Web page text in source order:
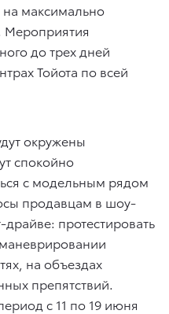
максимально
Мероприятия
до трех дней
Тойота по всей
окружены
спокойно
с модельным рядом
продавцам в шоу-
драйве: протестировать
на объездах
препятствий.
с 11 по 19 июня